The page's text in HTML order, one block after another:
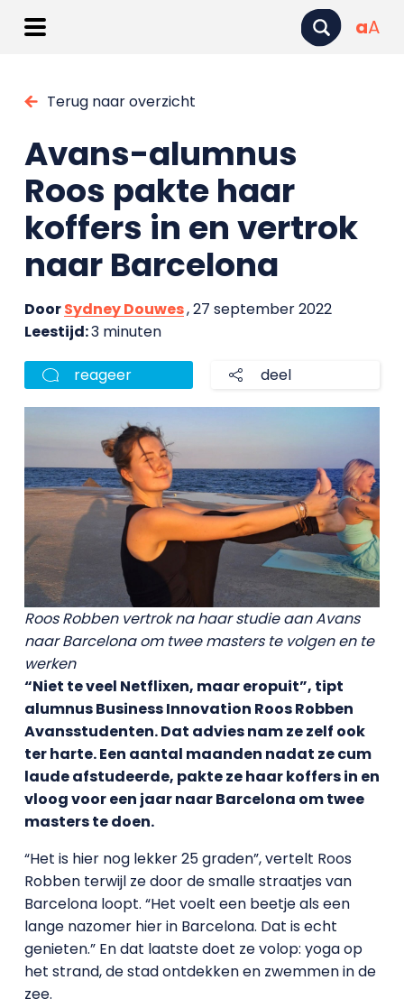
aA
Terug naar overzicht
Avans-alumnus
Roos pakte haar
koffers in en vertrok
naar Barcelona
DoorSydney Douwes, 27 september 2022
Leestijd:3 minuten
reageer deel
Roos Robben vertrok na haar studie aan Avans
naar Barcelona om twee masters te volgen en te
werken
“Niet te veel Netflixen, maar eropuit”, tipt
alumnus Business Innovation Roos Robben
Avansstudenten. Dat advies nam ze zelf ook
ter harte. Een aantal maanden nadat ze cum
laude afstudeerde, pakte ze haar koffers in en
vloog voor een jaar naar Barcelona om twee
masters te doen.
“Het is hier nog lekker 25 graden”, vertelt Roos
Robben terwijl ze door de smalle straatjes van
Barcelona loopt. “Het voelt een beetje als een
lange nazomer hier in Barcelona. Dat is echt
genieten.” En dat laatste doet ze volop: yoga op
het strand, de stad ontdekken en zwemmen in de
zee.